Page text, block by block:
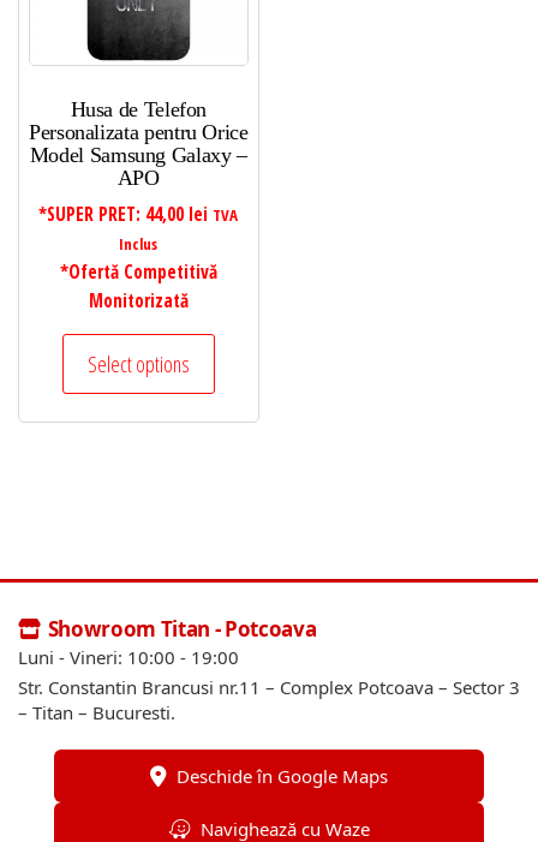
Husa de Telefon
Personalizata pentru Orice
Model Samsung Galaxy –
APO
*SUPER PRET: 44,00 lei TVA
Inclus
*Ofertă Competitivă
Monitorizată
Select options
Showroom Titan - Potcoava
Luni - Vineri: 10:00 - 19:00
Str. Constantin Brancusi nr.11 – Complex Potcoava – Sector 3
– Titan – Bucuresti.
Deschide în Google Maps
Navighează cu Waze